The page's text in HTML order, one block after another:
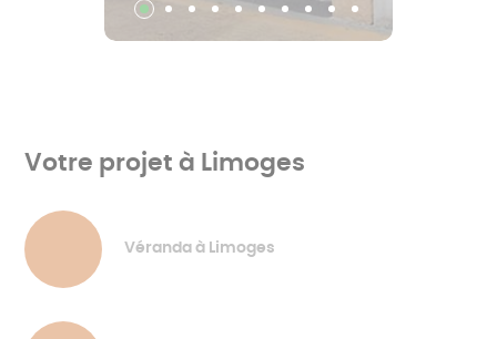
Votre projet à Limoges
Véranda à Limoges